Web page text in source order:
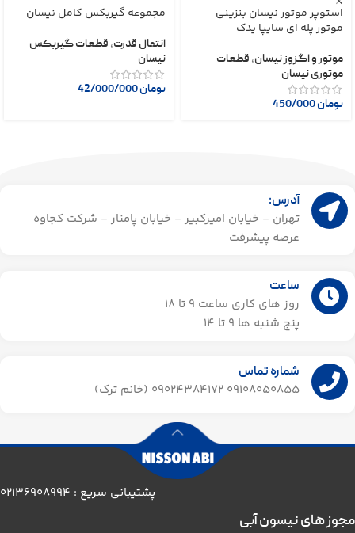
استوپر موتور نیسان بنزینی
موتور پله ای سایپا یدک
موتور و اگزوز نیسان, قطعات
موتوری نیسان
تومان
مجموعه گیربکس کامل نیسان
انتقال قدرت, قطعات گیربکس
نیسان
تومان
آدرس:
تهران - خیابان امیرکبیر - خیابان پامنار - شرکت کجاوه
عرصه پیشرفت
ساعت
روز های کاری ساعت ۹ تا 18
پنج شنبه ها 9 تا 14​
شماره تماس
09108050855 09024384172 (خانم ترک)
پشتیبانی سریع : 02136908994
مجوز های نیسون آبی